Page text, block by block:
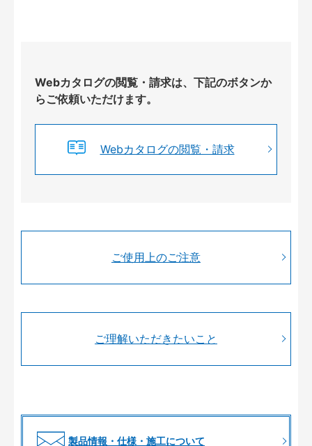
Webカタログの閲覧・請求は、下記のボタンか
らご依頼いただけます。
Webカタログの閲覧・請求
ご使用上のご注意
ご理解いただきたいこと
製品情報・仕様・施工について